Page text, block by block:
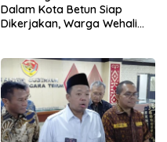
Dalam Kota Betun Siap
Dikerjakan, Warga Wehali